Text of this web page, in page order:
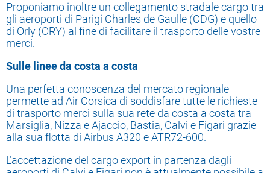
Proponiamo inoltre un collegamento stradale cargo tra
gli aeroporti di Parigi Charles de Gaulle (CDG) e quello
di Orly (ORY) al fine di facilitare il trasporto delle vostre
merci.
Sulle linee da costa a costa
Una perfetta conoscenza del mercato regionale
permette ad Air Corsica di soddisfare tutte le richieste
di trasporto merci sulla sua rete da costa a costa tra
Marsiglia, Nizza e Ajaccio, Bastia, Calvi e Figari grazie
alla sua flotta di Airbus A320 e ATR72-600.
L’accettazione del cargo export in partenza dagli